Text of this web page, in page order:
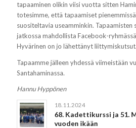
tapaaminen olikin viisi vuotta sitten
totesimme, että tapaamiset
suositeltavia useamminkin. Tapaamisten
jatkossa mahdollista Facebook-
Hyvärinen on jo lähettänyt liittymiskutsut.
Tapaamme jälleen yhdessä viimeistään
Santahaminassa.
Hannu Hyppönen
18.11.2024
68. Kadettikurssi ja 51.
vuoden ikään